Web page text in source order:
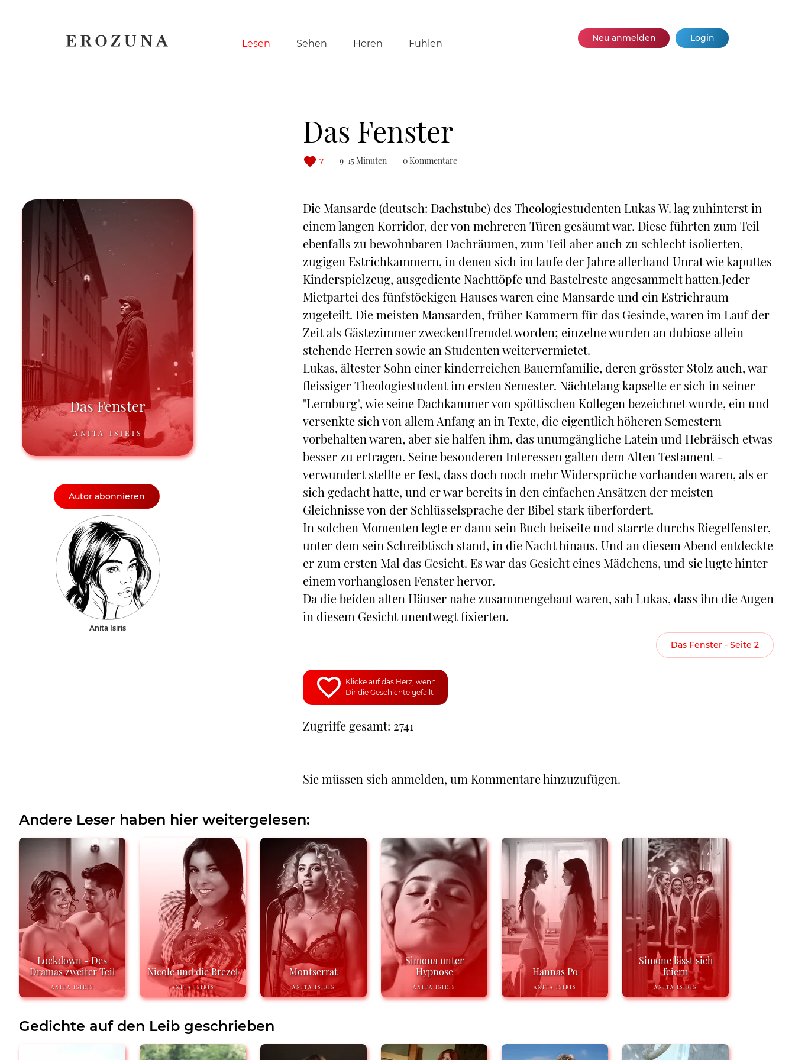
Navigation
Lesen Sehen Hören Fühlen Neu anmelden Login
Das Fenster
7 9-15 Minuten 0 Kommentare
Das Fenster
ANITA ISIRIS
Autor abonnieren
Anita Isiris
Die Mansarde (deutsch: Dachstube) des Theologiestudenten Lukas W. lag zuhinterst in
einem langen Korridor, der von mehreren Türen gesäumt war. Diese führten zum Teil
ebenfalls zu bewohnbaren Dachräumen, zum Teil aber auch zu schlecht isolierten,
zugigen Estrichkammern, in denen sich im laufe der Jahre allerhand Unrat wie kaputtes
Kinderspielzeug, ausgediente Nachttöpfe und Bastelreste angesammelt hatten.Jeder
Mietpartei des fünfstöckigen Hauses waren eine Mansarde und ein Estrichraum
zugeteilt. Die meisten Mansarden, früher Kammern für das Gesinde, waren im Lauf der
Zeit als Gästezimmer zweckentfremdet worden; einzelne wurden an dubiose allein
stehende Herren sowie an Studenten weitervermietet.
Lukas, ältester Sohn einer kinderreichen Bauernfamilie, deren grösster Stolz auch, war
fleissiger Theologiestudent im ersten Semester. Nächtelang kapselte er sich in seiner
"Lernburg", wie seine Dachkammer von spöttischen Kollegen bezeichnet wurde, ein und
versenkte sich von allem Anfang an in Texte, die eigentlich höheren Semestern
vorbehalten waren, aber sie halfen ihm, das unumgängliche Latein und Hebräisch etwas
besser zu ertragen. Seine besonderen Interessen galten dem Alten Testament -
verwundert stellte er fest, dass doch noch mehr Widersprüche vorhanden waren, als er
sich gedacht hatte, und er war bereits in den einfachen Ansätzen der meisten
Gleichnisse von der Schlüsselsprache der Bibel stark überfordert.
In solchen Momenten legte er dann sein Buch beiseite und starrte durchs Riegelfenster,
unter dem sein Schreibtisch stand, in die Nacht hinaus. Und an diesem Abend entdeckte
er zum ersten Mal das Gesicht. Es war das Gesicht eines Mädchens, und sie lugte hinter
einem vorhanglosen Fenster hervor.
Da die beiden alten Häuser nahe zusammengebaut waren, sah Lukas, dass ihn die Augen
in diesem Gesicht unentwegt fixierten.
Das Fenster - Seite 2
Klicke auf das Herz, wenn
Dir die Geschichte gefällt
Zugriffe gesamt: 2741
Sie müssen sich anmelden, um Kommentare hinzuzufügen.
Andere Leser haben hier weitergelesen:
Lockdown - Des
Dramas zweiter Teil
ANITA ISIRIS
Nicole und die Brezel
ANITA ISIRIS
Montserrat
ANITA ISIRIS
Simona unter
Hypnose
ANITA ISIRIS
Hannas Po
ANITA ISIRIS
Simone lässt sich
feiern
ANITA ISIRIS
Gedichte auf den Leib geschrieben